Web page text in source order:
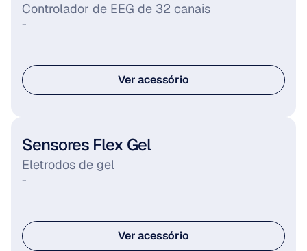
-
Controlador de EEG de 32 canais
Ver acessório
-
Sensores Flex Gel
Eletrodos de gel
Ver acessório